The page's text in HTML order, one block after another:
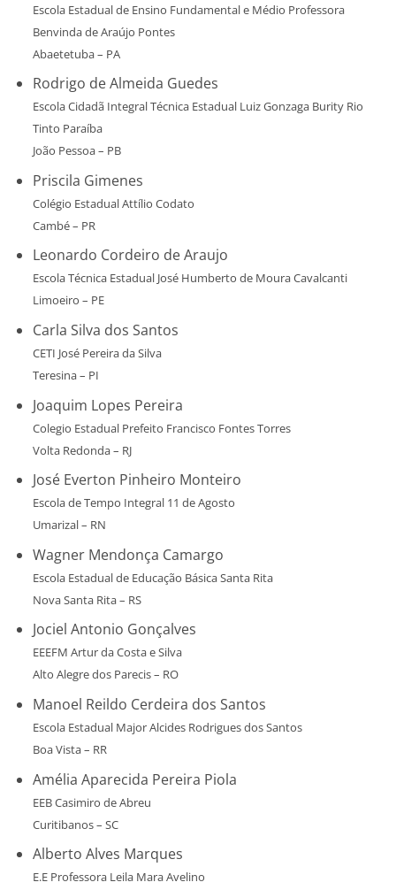
Escola Estadual de Ensino Fundamental e Médio Professora
Benvinda de Araújo Pontes
Abaetetuba – PA
Rodrigo de Almeida Guedes
Escola Cidadã Integral Técnica Estadual Luiz Gonzaga Burity Rio
Tinto Paraíba
João Pessoa – PB
Priscila Gimenes
Colégio Estadual Attílio Codato
Cambé – PR
Leonardo Cordeiro de Araujo
Escola Técnica Estadual José Humberto de Moura Cavalcanti
Limoeiro – PE
Carla Silva dos Santos
CETI José Pereira da Silva
Teresina – PI
Joaquim Lopes Pereira
Colegio Estadual Prefeito Francisco Fontes Torres
Volta Redonda – RJ
José Everton Pinheiro Monteiro
Escola de Tempo Integral 11 de Agosto
Umarizal – RN
Wagner Mendonça Camargo
Escola Estadual de Educação Básica Santa Rita
Nova Santa Rita – RS
Jociel Antonio Gonçalves
EEEFM Artur da Costa e Silva
Alto Alegre dos Parecis – RO
Manoel Reildo Cerdeira dos Santos
Escola Estadual Major Alcides Rodrigues dos Santos
Boa Vista – RR
Amélia Aparecida Pereira Piola
EEB Casimiro de Abreu
Curitibanos – SC
Alberto Alves Marques
E.E Professora Leila Mara Avelino